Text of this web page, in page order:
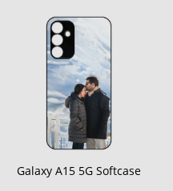
Galaxy A15 5G Softcase